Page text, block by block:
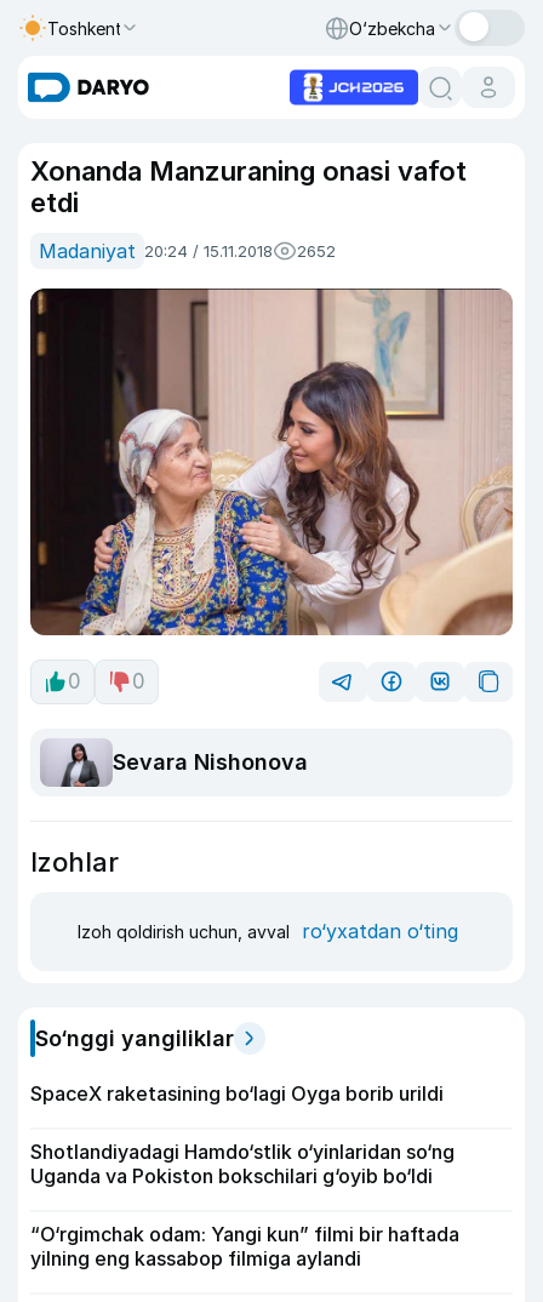
Toshkent O‘zbekcha
Xonanda Manzuraning onasi vafot
etdi
Madaniyat 20:24 / 15.11.2018 2652
0 0
Sevara Nishonova
Izohlar
Izoh qoldirish uchun, avval ro‘yxatdan o‘ting
So‘nggi yangiliklar
SpaceX raketasining bo‘lagi Oyga borib urildi
Shotlandiyadagi Hamdo‘stlik o‘yinlaridan so‘ng
Uganda va Pokiston bokschilari g‘oyib bo‘ldi
“O‘rgimchak odam: Yangi kun” filmi bir haftada
yilning eng kassabop filmiga aylandi